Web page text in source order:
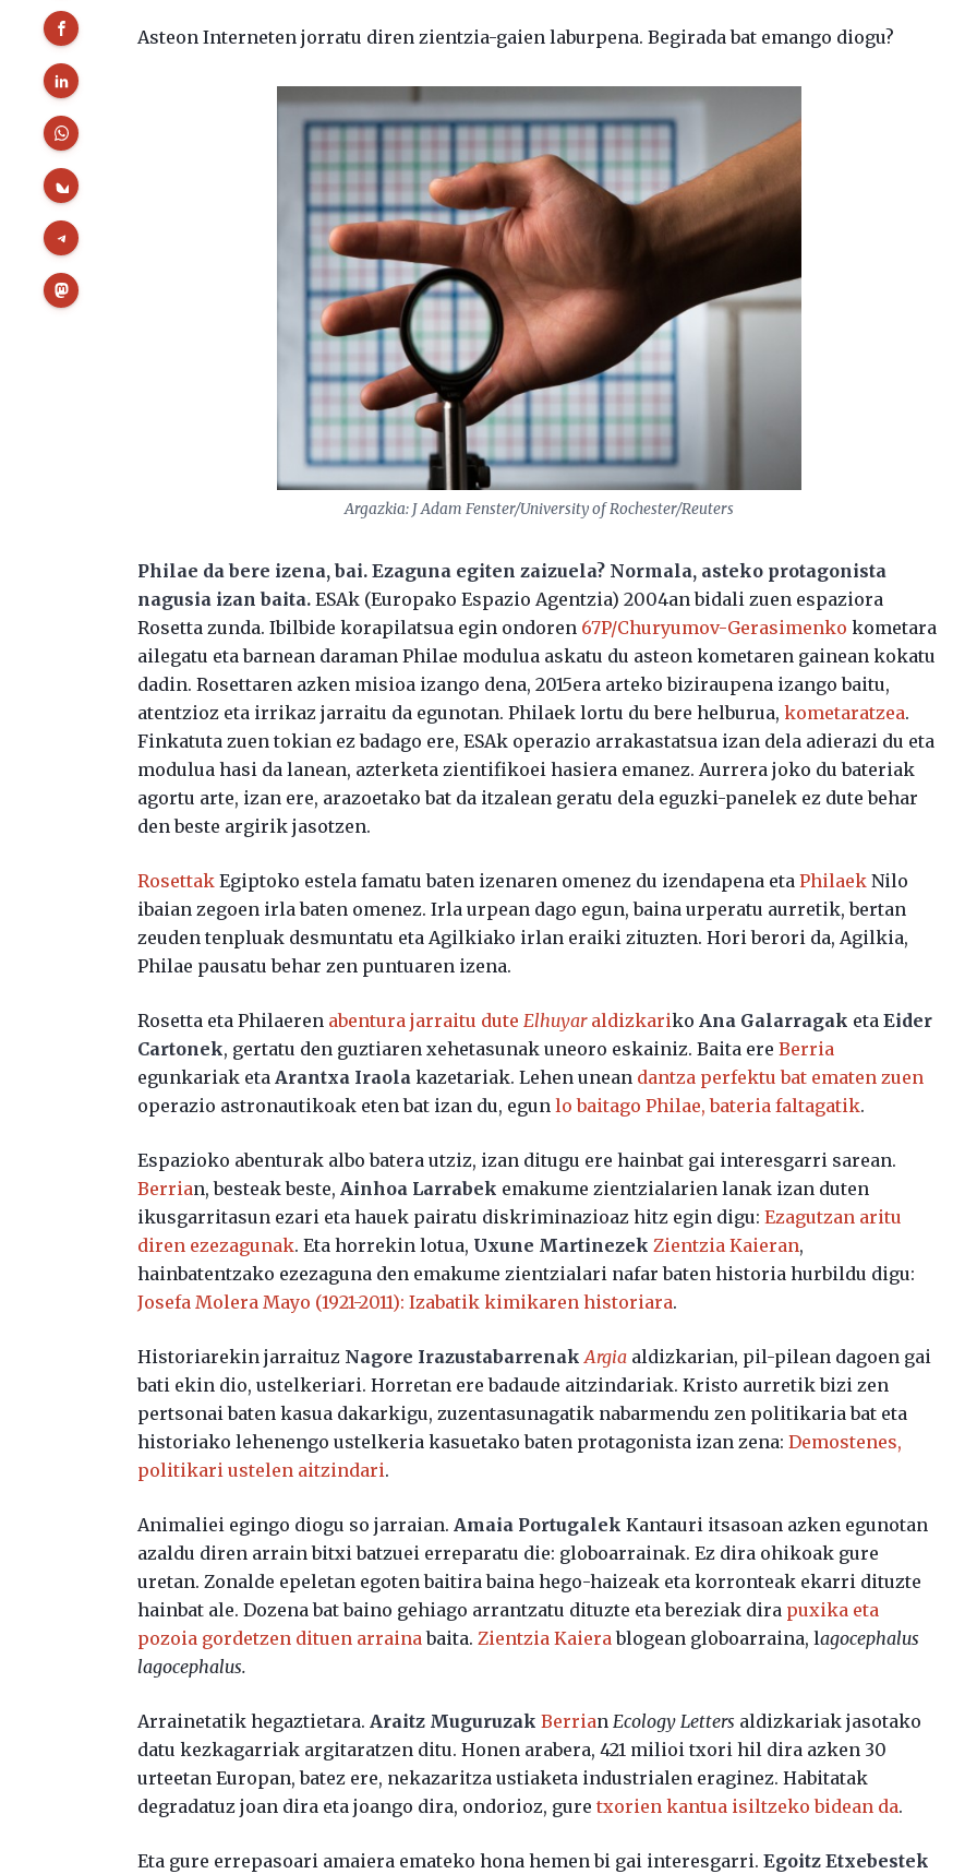
Asteon Interneten jorratu diren zientzia-gaien laburpena. Begirada bat emango diogu?
Argazkia: J Adam Fenster/University of Rochester/Reuters
Philae da bere izena, bai. Ezaguna egiten zaizuela? Normala, asteko protagonista
nagusia izan baita. ESAk (Europako Espazio Agentzia) 2004an bidali zuen espaziora
Rosetta zunda. Ibilbide korapilatsua egin ondoren 67P/Churyumov-Gerasimenko kometara
ailegatu eta barnean daraman Philae modulua askatu du asteon kometaren gainean kokatu
dadin. Rosettaren azken misioa izango dena, 2015era arteko biziraupena izango baitu,
atentzioz eta irrikaz jarraitu da egunotan. Philaek lortu du bere helburua,kometaratzea.
Finkatuta zuen tokian ez badago ere, ESAk operazio arrakastatsua izan dela adierazi du eta
modulua hasi da lanean, azterketa zientifikoei hasiera emanez. Aurrera joko du bateriak
agortu arte, izan ere, arazoetako bat da itzalean geratu dela eguzki-panelek ez dute behar
den beste argirik jasotzen.
Rosettak Egiptoko estela famatu baten izenaren omenez du izendapena etaPhilaek Nilo
ibaian zegoen irla baten omenez. Irla urpean dago egun, baina urperatu aurretik, bertan
zeuden tenpluak desmuntatu eta Agilkiako irlan eraiki zituzten. Hori berori da, Agilkia,
Philae pausatu behar zen puntuaren izena.
Rosetta eta Philaeren abentura jarraitu dute Elhuyaraldizkariko Ana Galarragak etaEider
Cartonek, gertatu den guztiaren xehetasunak uneoro eskainiz. Baita ereBerria
egunkariak eta Arantxa Iraola kazetariak. Lehen unean dantza perfektu bat ematen zuen
operazio astronautikoak eten bat izan du, egunlo baitago Philae, bateria faltagatik.
Espazioko abenturak albo batera utziz, izan ditugu ere hainbat gai interesgarri sarean.
Berrian, besteak beste,Ainhoa Larrabek emakume zientzialarien lanak izan duten
ikusgarritasun ezari eta hauek pairatu diskriminazioaz hitz egin digu:Ezagutzan aritu
diren ezezagunak. Eta horrekin lotua, Uxune Martinezek Zientzia Kaieran,
hainbatentzako ezezaguna den emakume zientzialari nafar baten historia hurbildu digu:
Josefa Molera Mayo (1921-2011): Izabatik kimikaren historiara.
Historiarekin jarraituz Nagore Irazustabarrenak Argia aldizkarian, pil-pilean dagoen gai
bati ekin dio, ustelkeriari. Horretan ere badaude aitzindariak. Kristo aurretik bizi zen
pertsonai baten kasua dakarkigu, zuzentasunagatik nabarmendu zen politikaria bat eta
historiako lehenengo ustelkeria kasuetako baten protagonista izan zena:Demostenes,
politikari ustelen aitzindari.
Animaliei egingo diogu so jarraian.Amaia Portugalek Kantauri itsasoan azken egunotan
azaldu diren arrain bitxi batzuei erreparatu die: globoarrainak. Ez dira ohikoak gure
uretan. Zonalde epeletan egoten baitira baina hego-haizeak eta korronteak ekarri dituzte
hainbat ale. Dozena bat baino gehiago arrantzatu dituzte eta bereziak dira puxika eta
pozoia gordetzen dituen arrainabaita.Zientzia Kaierablogean globoarraina, lagocephalus
lagocephalus.
Arrainetatik hegaztietara.Araitz Muguruzak BerrianEcology Letters aldizkariak jasotako
datu kezkagarriak argitaratzen ditu. Honen arabera, 421 milioi txori hil dira azken 30
urteetan Europan, batez ere, nekazaritza ustiaketa industrialen eraginez. Habitatak
degradatuz joan dira eta joango dira, ondorioz, guretxorien kantua isiltzeko bidean da.
Eta gure errepasoari amaiera emateko hona hemen bi gai interesgarri.Egoitz Etxebestek